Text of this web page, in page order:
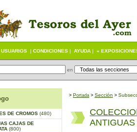
USUARIOS | CONDICIONES | AYUDA | «
en
DE CROMOS (480)
CAJAS DE
(800)
> Portada > Sección >
ANTIGUAS